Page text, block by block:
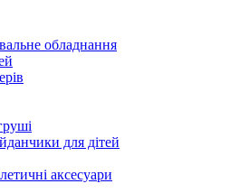
обладнання
для дітей
аксесуари